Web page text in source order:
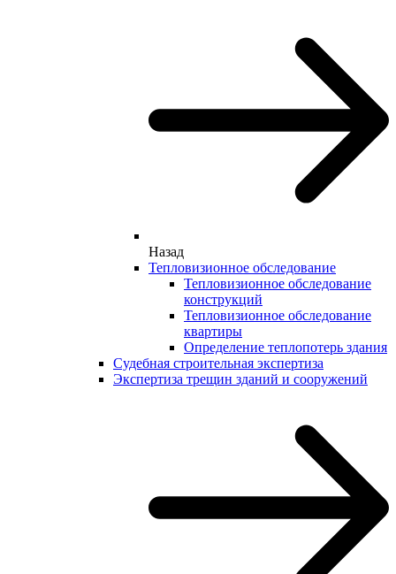
Назад
Тепловизионное обследование
Тепловизионное обследование
конструкций
Тепловизионное обследование
квартиры
Определение теплопотерь здания
Судебная строительная экспертиза
Экспертиза трещин зданий и сооружений